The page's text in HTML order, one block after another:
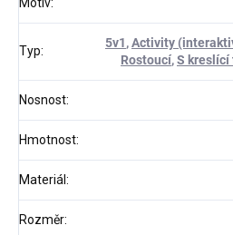
Motiv:
Typ:
5v1,Activity
Rostoucí,S kreslící
Nosnost:
Hmotnost:
Materiál:
Rozměr: